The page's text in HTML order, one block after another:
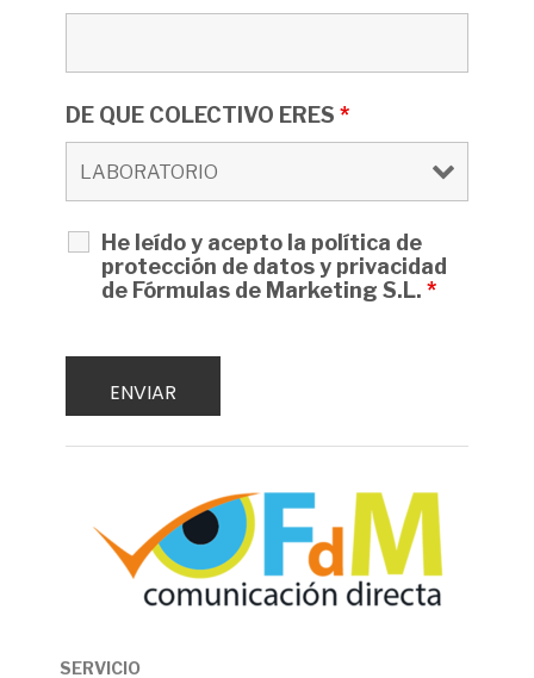
DE QUE COLECTIVO ERES *
He leído y acepto la política de
protección de datos y privacidad
de Fórmulas de Marketing S.L. *
SERVICIO